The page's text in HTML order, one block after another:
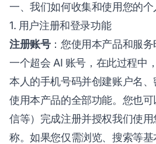
一、我们如何收集和使用您的个
1. 用户注册和登录功能
注册账号：您使用本产品和服
一个超会 AI 账号，在此过程中
本人的手机号码并创建账户名
使用本产品的全部功能。您也
信等）完成注册并授权我们使
称。如果您仅需浏览、搜索等